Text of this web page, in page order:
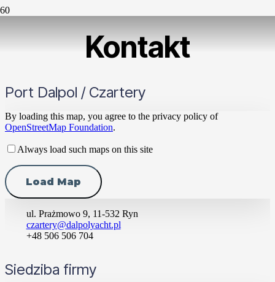
Kontakt
Port Dalpol / Czartery
By loading this map, you agree to the privacy policy of
OpenStreetMap Foundation.
Always load such maps on this site
Load Map
ul. Prażmowo 9, 11-532 Ryn
czartery@dalpolyacht.pl
+48 506 506 704
Siedziba firmy